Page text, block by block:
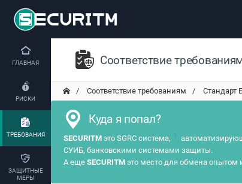
ГЛАВНАЯ
РИСКИ
ТРЕБОВАНИЯ
ЗАЩИТНЫЕ
МЕРЫ
Соответствие
Соответствие требованиям Стандарт
Куда я попал?
SECURITM это SGRC система, ?
СУИБ, банковскими системами защиты.
А еще SECURITM это место для обмена опытом